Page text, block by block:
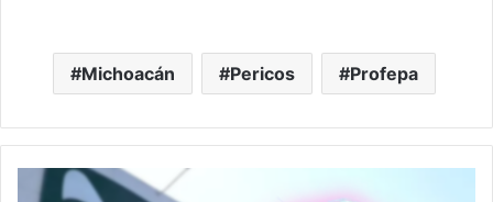
Michoacán Pericos Profepa